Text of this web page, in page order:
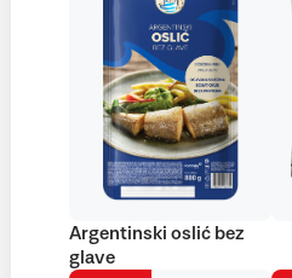
Argentinski oslić bez
glave